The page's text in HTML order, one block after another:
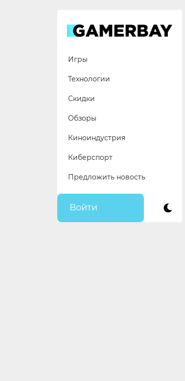
Игры
Технологии
Скидки
Обзоры
Киноиндустрия
Киберспорт
Предложить новость
Войти